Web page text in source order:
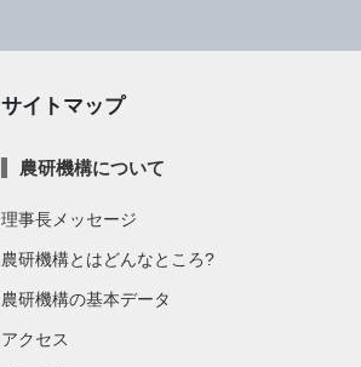
サイトマップ
農研機構について
理事長メッセージ
農研機構とはどんなところ?
農研機構の基本データ
アクセス